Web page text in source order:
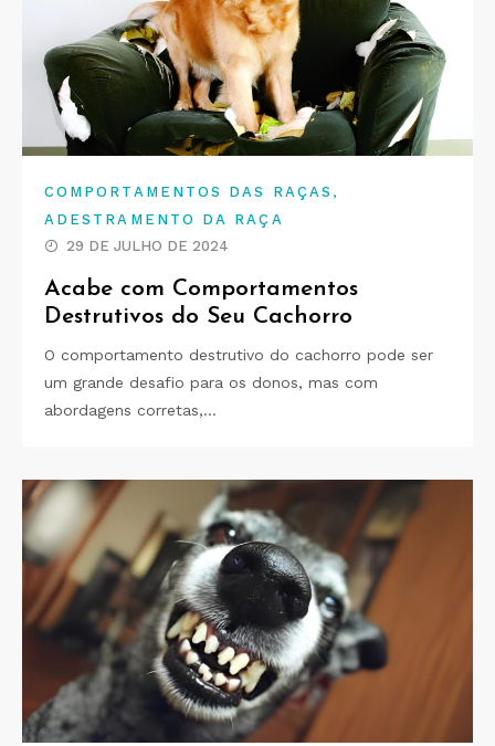
COMPORTAMENTOS DAS RAÇAS ,
ADESTRAMENTO DA RAÇA
29 DE JULHO DE 2024
Acabe com Comportamentos
Destrutivos do Seu Cachorro
O comportamento destrutivo do cachorro pode ser
um grande desafio para os donos, mas com
abordagens corretas,…